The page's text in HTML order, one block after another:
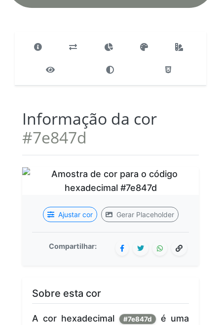
Informação da cor
#7e847d
Ajustar cor Gerar Placeholder
Compartilhar:
Sobre esta cor
A cor hexadecimal #7e847d
é uma